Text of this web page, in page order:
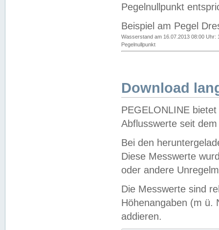
Pegelnullpunkt
Beispiel am Pegel
Wasserstand am 16.07.2013 08:00 Uhr:
Pegelnullpunkt
Download
PEGELONLINE
Abflusswerte seit
Bei den
Diese Messwerte
oder andere
Die Messwerte sind
Höhenangaben (m ü.
addieren.